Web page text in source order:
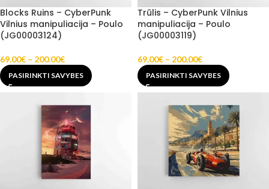
Blocks Ruins – CyberPunk
Vilnius manipuliacija – Poulo
(JG00003124)
69.00€ – 200.00€
PASIRINKTI SAVYBES
Trūlis – CyberPunk Vilnius
manipuliacija – Poulo
(JG00003119)
69.00€ – 200.00€
PASIRINKTI SAVYBES